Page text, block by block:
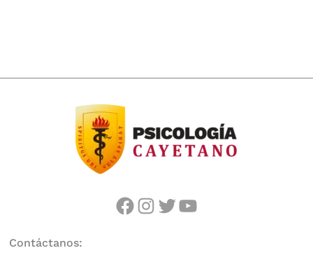
facebook instagram twitter youtube
Contáctanos: